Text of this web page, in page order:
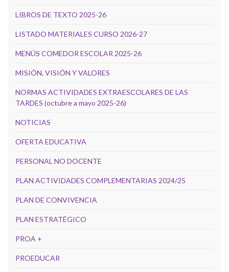
LIBROS DE TEXTO 2025-26
LISTADO MATERIALES CURSO 2026-27
MENÚS COMEDOR ESCOLAR 2025-26
MISIÓN, VISIÓN Y VALORES
NORMAS ACTIVIDADES EXTRAESCOLARES DE LAS
TARDES (octubre a mayo 2025-26)
NOTICIAS
OFERTA EDUCATIVA
PERSONAL NO DOCENTE
PLAN ACTIVIDADES COMPLEMENTARIAS 2024/25
PLAN DE CONVIVENCIA
PLAN ESTRATÉGICO
PROA +
PROEDUCAR